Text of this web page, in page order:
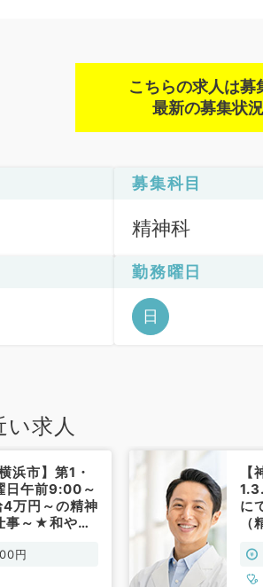
こちらの求人は募
最新の募集状
募集科目
精神科
勤務曜日
日
い求人
浜市】第1・
日午前9:00～
万円～の精神
事～★和やか
す （精神科/
円
に